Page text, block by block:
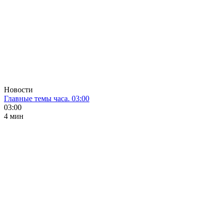
Новости
Главные темы часа. 03:00
03:00
4 мин